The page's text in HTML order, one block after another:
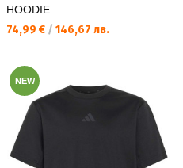
HOODIE
Текуща цена:
74,99 € / 146,67 лв.
NEW